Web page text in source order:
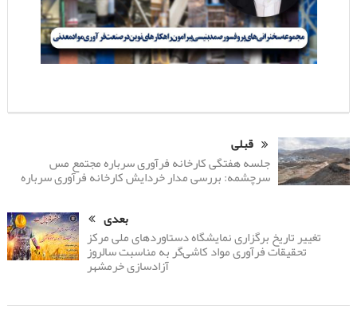
قبلی
جلسه هفتگی کارخانه فرآوری سرباره مجتمع مس
سرچشمه: بررسی مدار خردایش کارخانه فرآوری سرباره
بعدی
تغییر تاریخ برگزاری نمایشگاه دستاوردهای ملی مرکز
تحقیقات فرآوری مواد کاشی‌گر به مناسبت سالروز
آزادسازی خرمشهر